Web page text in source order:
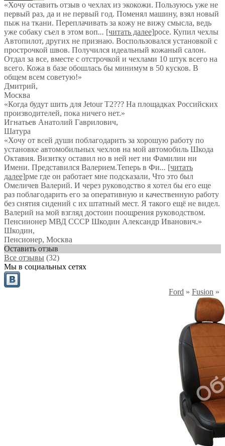
«Хочу оставить отзыв о чехлах из экокожи. Пользуюсь уже не
первый раз, да и не первый год. Поменял машину, взял новый
пыж на ткани. Переплачивать за кожу не вижу смысла, ведь
уже собаку съел в этом воп... [читать далее]росе. Купил чехлы
Автопилот, других не признаю. Воспользовался установкой с
прострочкой швов. Получился идеальный кожаный салон.
Отдал за все, вместе с отстрочкой и чехлами 10 штук всего на
всего. Кожа в базе обошлась бы минимум в 50 кусков. В
общем всем советую!»
Дмитрий,
Москва
«Когда будут шить для Jetour T2??? На площадках Российских
производителей, пока ничего нет.»
Игнатьев Анатолий Гаврилович,
Шатура
«Хочу от всей души поблагодарить за хорошую работу по
установке автомобильных чехлов на мой автомобиль Шкода
Октавия. Визитку оставил но в ней нет ни Фамилии ни
Имени. Представился Валерием.Теперь в Фи... [читать
далее]рме где он работает мне подсказали, Что это был
Омеличев Валерий. И через руководство я хотел бы его еще
раз поблагодарить его за оперативную и качественную работу
без снятия сидений с их штатный мест. Я такого ещё не видел.
Валерий на мой взгляд достоин поощрения руководством.
Пенсиионер МВД СССР Шкодин Александр Иванович.»
Шкодин,
Пенсионер, Москва
Оставить отзыв
Все отзывы (32)
Мы в социальных сетях
Ford » Fusion »